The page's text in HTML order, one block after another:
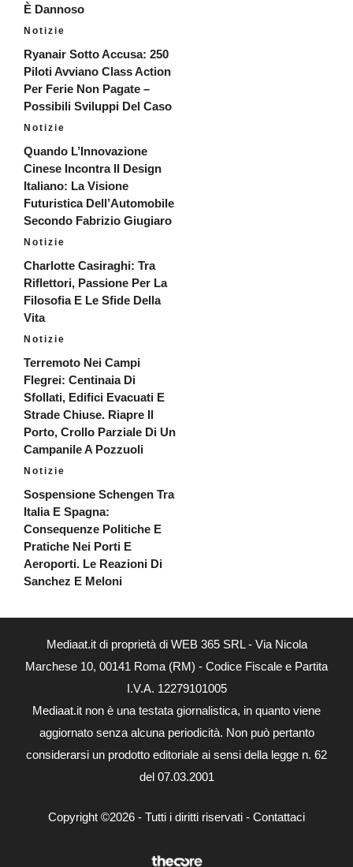
È Dannoso
Notizie
Ryanair Sotto Accusa: 250
Piloti Avviano Class Action
Per Ferie Non Pagate –
Possibili Sviluppi Del Caso
Notizie
Quando L’Innovazione
Cinese Incontra Il Design
Italiano: La Visione
Futuristica Dell’Automobile
Secondo Fabrizio Giugiaro
Notizie
Charlotte Casiraghi: Tra
Riflettori, Passione Per La
Filosofia E Le Sfide Della
Vita
Notizie
Terremoto Nei Campi
Flegrei: Centinaia Di
Sfollati, Edifici Evacuati E
Strade Chiuse. Riapre Il
Porto, Crollo Parziale Di Un
Campanile A Pozzuoli
Notizie
Sospensione Schengen Tra
Italia E Spagna:
Consequenze Politiche E
Pratiche Nei Porti E
Aeroporti. Le Reazioni Di
Sanchez E Meloni
Mediaat.it di proprietà di WEB 365 SRL - Via Nicola
Marchese 10, 00141 Roma (RM) - Codice Fiscale e Partita
I.V.A. 12279101005
Mediaat.it non è una testata giornalistica, in quanto viene
aggiornato senza alcuna periodicità. Non può pertanto
considerarsi un prodotto editoriale ai sensi della legge n. 62
del 07.03.2001
Copyright ©2026 - Tutti i diritti riservati - Contattaci